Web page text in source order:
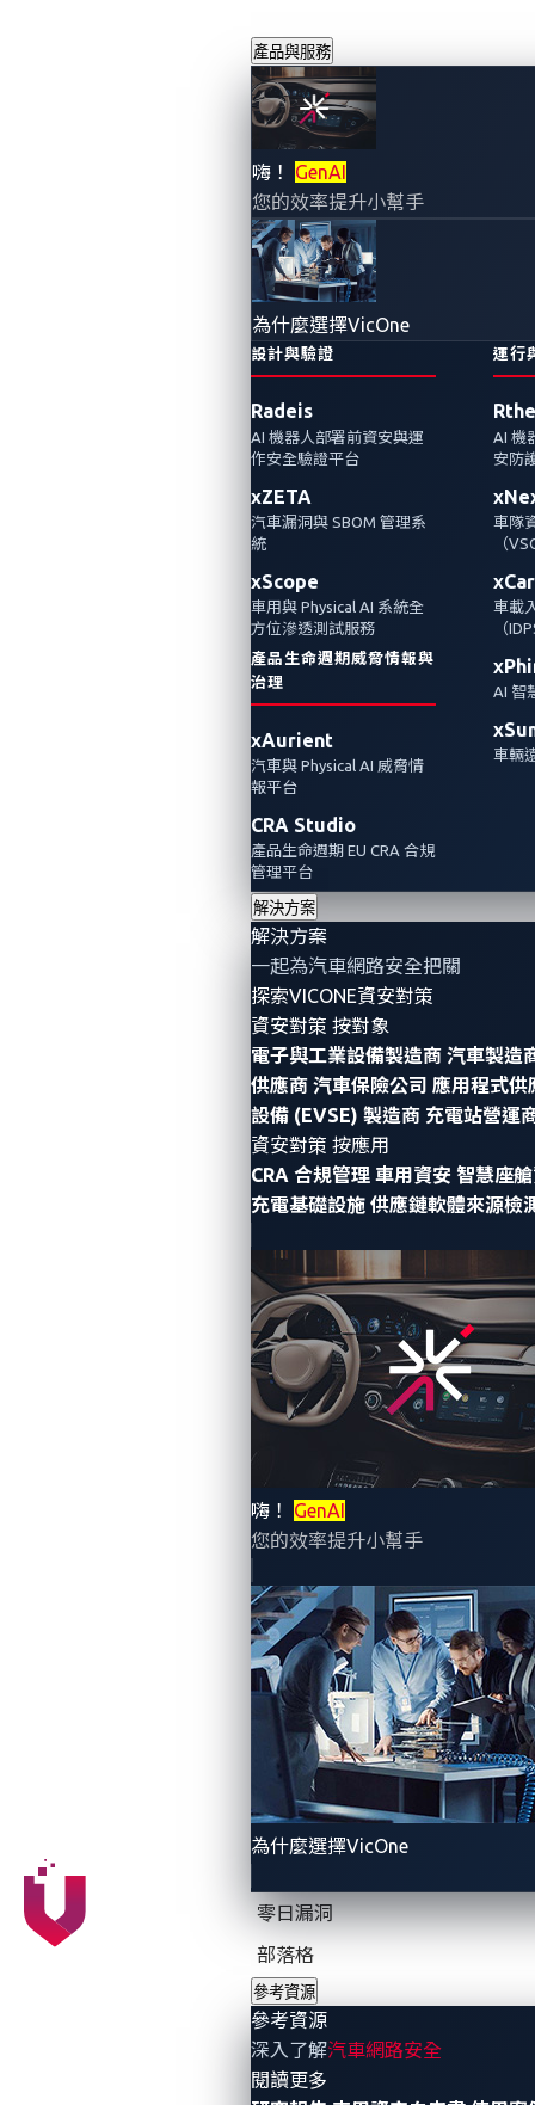
產品與服務
嗨！ GenAI
您的效率提升小幫手
為什麼選擇VicOne
設計與驗證
Radeis
AI 機器人部署前資安與運
作安全驗證平台
xZETA
汽車漏洞與 SBOM 管理系
統
xScope
車用與 Physical AI 系統全
方位滲透測試服務
產品生命週期威脅情報與
治理
xAurient
汽車與 Physical AI 威脅情
報平台
CRA Studio
產品生命週期 EU CRA 合規
管理平台
運行
AI 機
安防
車隊
（
車載
（
AI 智
車輛
解決方案
解決方案
一起為汽車網路安全把關
探索VICONE資安對策
資安對策 按對象
電子與工業設備製造商 汽車製造
供應商 汽車保險公司 應用程式供
設備 (EVSE) 製造商 充電站營運
資安對策 按應用
CRA 合規管理 車用資安 智慧座
充電基礎設施 供應鏈軟體來源檢
嗨！ GenAI
您的效率提升小幫手
為什麼選擇VicOne
零日漏洞
部落格
參考資源
參考資源
深入了解汽車網路安全
閱讀更多
2022 年溫哥華
Pwn2Own 直擊駭
進特斯拉的收穫
隨著 Pwn2Own Vancouver 2022 活動的落幕，
上週（5月18日至5月20日）， Pwn2Own Vancouver
十五週年的活動剛落下帷幕。 Pwn2Own 是一年兩
次的駭客大賽，研究人員在該會議上競相揭露流行產品
的弱點和漏洞。這項年度盛會專門鼓勵全球頂尖漏洞研
究人員，展示他們的專業技能並贏得獎金，獎項也包括
了他們成功入侵的設備。於此同時，參與的品牌也可受
益於漏洞披露和修補其產品弱點的機會。
今年，17 名參賽者在為期三天的比賽中嘗試針對21 個
目標軟體或裝置進行漏洞挖掘；而亮點之一是兩個參賽
隊伍對對特斯拉 Model 3 組件的駭侵嘗試。
Synacktiv 的研究人員 David Berard 和 Vincent Dehors
他們能夠在特斯拉 Model 3 的
車用資訊娛樂系統 （In-Vehicle Infotainment，IVI) 的沙
盒逃逸漏洞中展示兩個獨特的錯誤，這一成功也為他們
贏得了 75,000 美元的獎金。
使用root persistence針
對特斯拉 Model 3 的診斷網路；可惜的是，參賽隊伍並
沒有在規定的時間內完成。雖然沒有成功，但ZDI漏洞
懸賞計畫仍舊獲取該漏洞訊息，並將其披露給特斯拉進
對聯網汽車的威脅